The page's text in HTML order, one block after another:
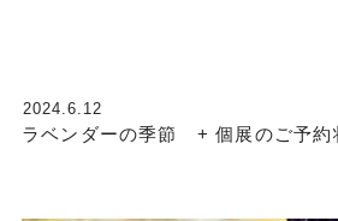
2024.6.12
ラベンダーの季節 + 個展のご予約